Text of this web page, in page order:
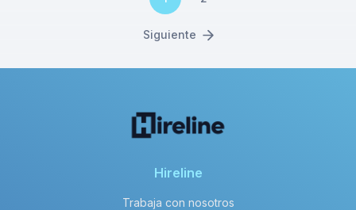
Siguiente
Hireline
Trabaja con nosotros